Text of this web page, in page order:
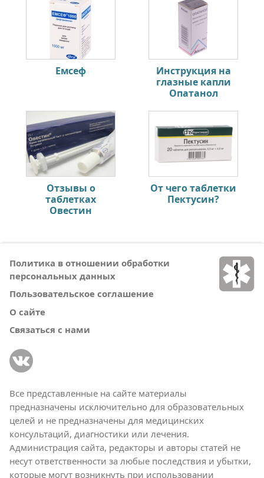
Емсеф
Инструкция на
глазные капли
Опатанол
Отзывы о
таблетках
Овестин
От чего таблетки
Пектусин?
Политика в отношении обработки
персональных данных
Пользовательское соглашение
О сайте
Связаться с нами
Все представленные на сайте материалы
предназначены исключительно для образовательных
целей и не предназначены для медицинских
консультаций, диагностики или лечения.
Администрация сайта, редакторы и авторы статей не
несут ответственности за любые последствия и убытки,
которые могут возникнуть при использовании